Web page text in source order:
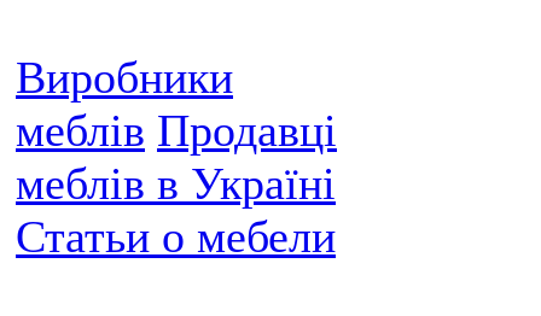
Виробники
меблів Продавці
меблів в Україні
Статьи о мебели